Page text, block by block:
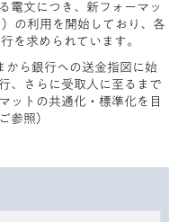
電文につき、新フォーマッ
の利用を開始しており、各
を求められています。
から銀行への送金指図に始
、さらに受取人に至るまで
ットの共通化・標準化を目
参照）